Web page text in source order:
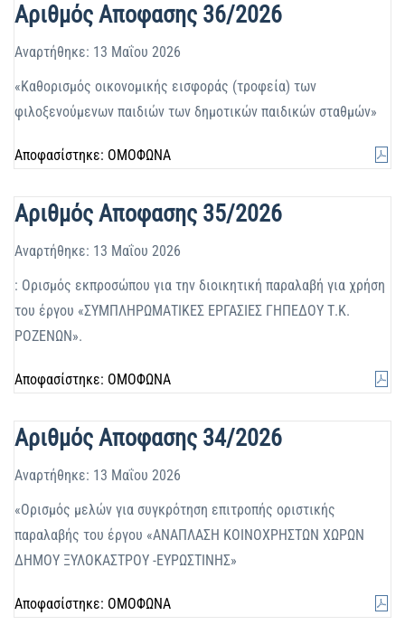
Αριθμός Αποφασης 36/2026
Αναρτήθηκε: 13 Μαΐου 2026
«Καθορισμός οικονομικής εισφοράς (τροφεία) των
φιλοξενούμενων παιδιών των δημοτικών παιδικών σταθμών»
Αποφασίστηκε: ΟΜΟΦΩΝΑ
Αριθμός Αποφασης 35/2026
Αναρτήθηκε: 13 Μαΐου 2026
: Ορισμός εκπροσώπου για την διοικητική παραλαβή για χρήση
του έργου «ΣΥΜΠΛΗΡΩΜΑΤΙΚΕΣ ΕΡΓΑΣΙΕΣ ΓΗΠΕΔΟΥ Τ.Κ.
ΡΟΖΕΝΩΝ».
Αποφασίστηκε: ΟΜΟΦΩΝΑ
Αριθμός Αποφασης 34/2026
Αναρτήθηκε: 13 Μαΐου 2026
«Ορισμός μελών για συγκρότηση επιτροπής οριστικής
παραλαβής του έργου «ΑΝΑΠΛΑΣΗ ΚΟΙΝΟΧΡΗΣΤΩΝ ΧΩΡΩΝ
ΔΗΜΟΥ ΞΥΛΟΚΑΣΤΡΟΥ -ΕΥΡΩΣΤΙΝΗΣ»
Αποφασίστηκε: ΟΜΟΦΩΝΑ